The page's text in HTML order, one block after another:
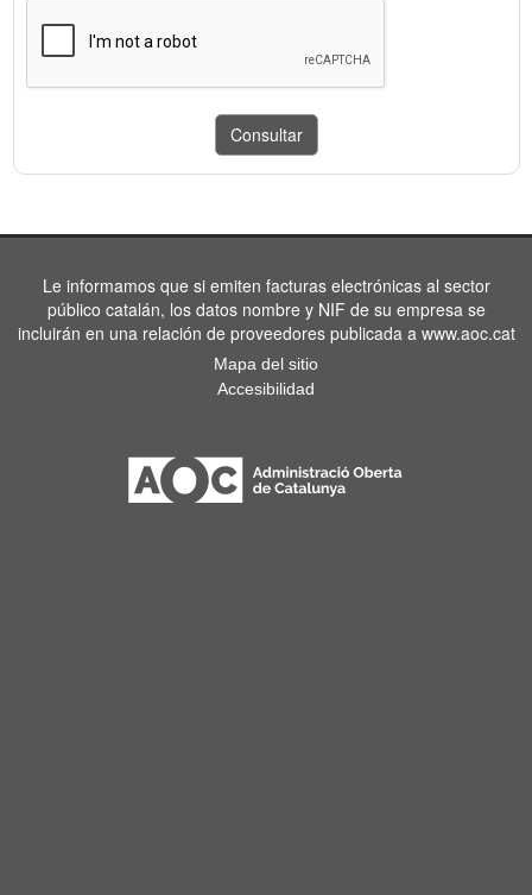
Le informamos que si emiten facturas electrónicas al sector
público catalán, los datos nombre y NIF de su empresa se
incluirán en una relación de proveedores publicada a www.aoc.cat
Mapa del sitio
Accesibilidad